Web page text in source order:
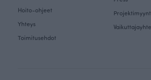
Hoito-ohjeet
Yhteys
Toimitusehdot